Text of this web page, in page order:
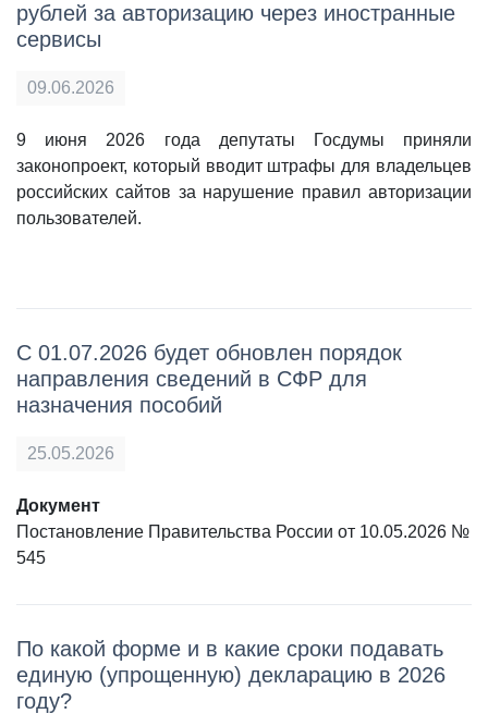
рублей за авторизацию через иностранные
сервисы
09.06.2026
9 июня 2026 года депутаты Госдумы приняли
законопроект, который вводит штрафы для владельцев
российских сайтов за нарушение правил авторизации
пользователей.
С 01.07.2026 будет обновлен порядок
направления сведений в СФР для
назначения пособий
25.05.2026
Документ
Постановление Правительства России от 10.05.2026 №
545
По какой форме и в какие сроки подавать
единую (упрощенную) декларацию в 2026
году?